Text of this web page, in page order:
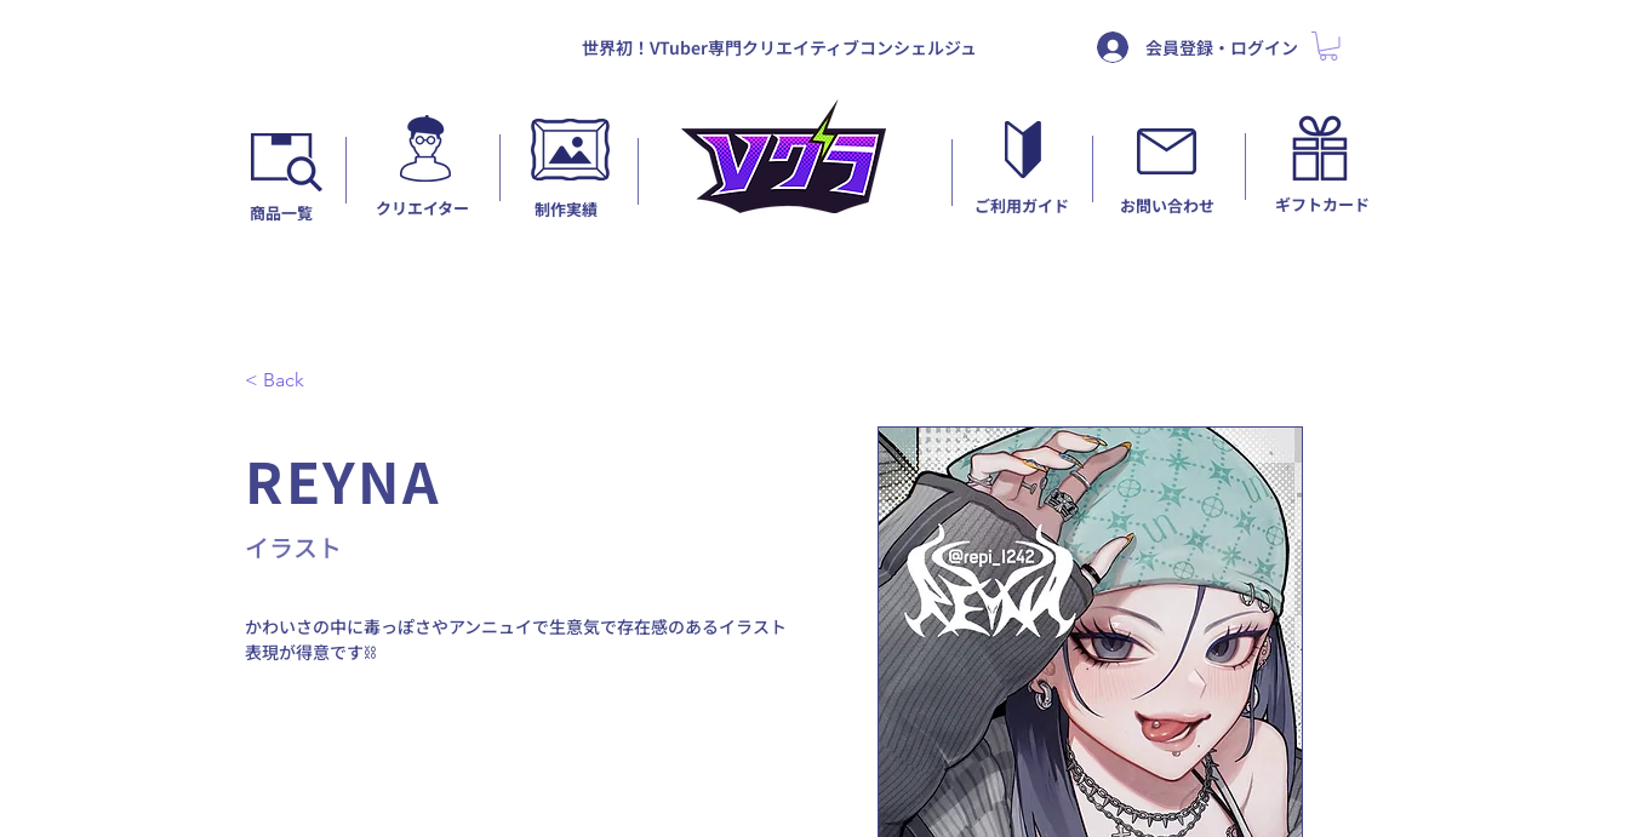
世界初！VTuber専門クリエイティブコンシェルジュ
​商品一覧 ​クリエイター 制作実績 ギフトカード
​お問い合わせ
ご利用ガイド
会員登録・ログイン
< Back
REYNA
イラスト
かわいさの中に毒っぽさやアンニュイで生意気で存在感のあるイラスト
表現が得意です⛓️